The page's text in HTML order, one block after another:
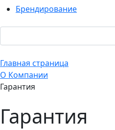
Брендирование
Главная страница
О Компании
Гарантия
Гарантия